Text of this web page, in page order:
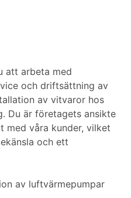
att arbeta med
och driftsättning av
av vitvaror hos
Du är företagets ansikte
med våra kunder, vilket
och ett
av luftvärmepumpar